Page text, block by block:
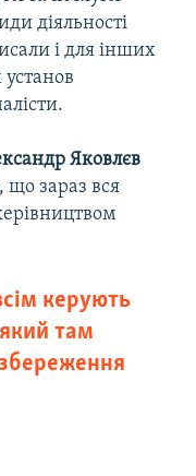
діяльності
і для інших
Яковлєв
що зараз вся
керують
там